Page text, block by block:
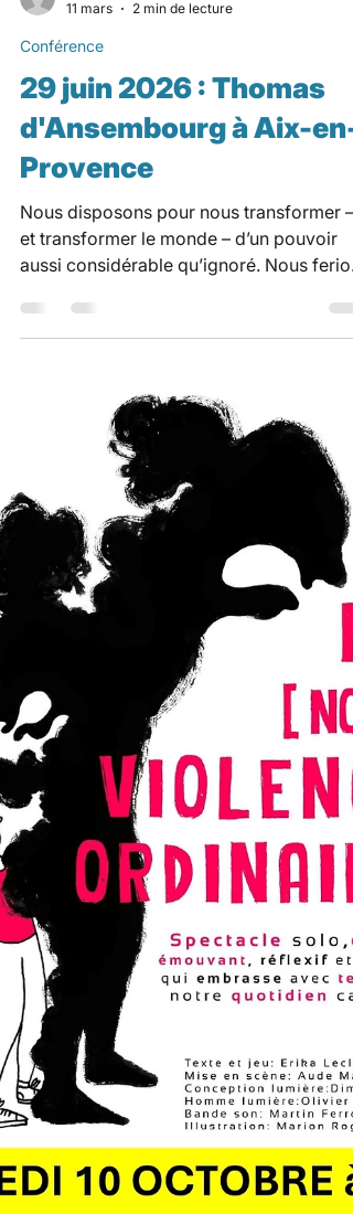
11 mars
2 min de lecture
Conférence
29 juin 2026 : Thomas
d'Ansembourg à Aix-en-
Provence
Nous disposons pour nous transformer –
et transformer le monde – d’un pouvoir
aussi considérable qu’ignoré. Nous
temps, de souffrances, de frictions et de
collisions d’ego si nous avions appris un
peu plus tôt à nous demander : Où est ma
boussole, mon axe de vie ? Qu’est-ce qui
du sens pour moi et me met en joie ? Mais
aussi : Qu’est-ce qui me pèse, me peine,
me fait peur ou me fout en rage et que j’ai
donc besoin de comprendr